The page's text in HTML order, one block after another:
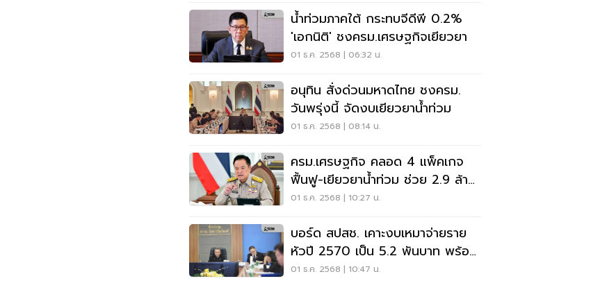
น้ำท่วมภาคใต้ กระทบจีดีพี 0.2%
'เอกนิติ' ชงครม.เศรษฐกิจเยียวยา
01 ธ.ค. 2568 | 06:32 น.
อนุทิน สั่งด่วนมหาดไทย ชงครม.
วันพรุ่งนี้ จัดงบเยียวยาน้ำท่วม
01 ธ.ค. 2568 | 08:14 น.
ครม.เศรษฐกิจ คลอด 4 แพ็คเกจ
ฟื้นฟู-เยียวยาน้ำท่วม ช่วย 2.9 ล้าน
คน
01 ธ.ค. 2568 | 10:27 น.
บอร์ด สปสช. เคาะงบเหมาจ่ายราย
หัวปี 2570 เป็น 5.2 พันบาท พร้อม
เสนอ ครม.พิจารณา
01 ธ.ค. 2568 | 10:47 น.